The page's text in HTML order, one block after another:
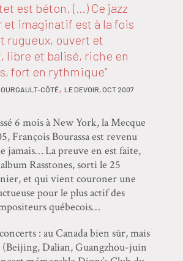
est béton. (…) Ce jazz
et imaginatif est à la fois
rugueux, ouvert et
libre et balisé, riche en
fort en rythmique’’
CÔTÉ, LE DEVOIR, OCT 2007
6 mois à New York, la Mecque
François Bourassa est revenu
jamais… La preuve en est faite,
Rasstones, sorti le 25
et qui vient couroner une
pour le plus actif des
québecois…
: au Canada bien sûr, mais
(Beijing, Dalian, Guangzhou-juin